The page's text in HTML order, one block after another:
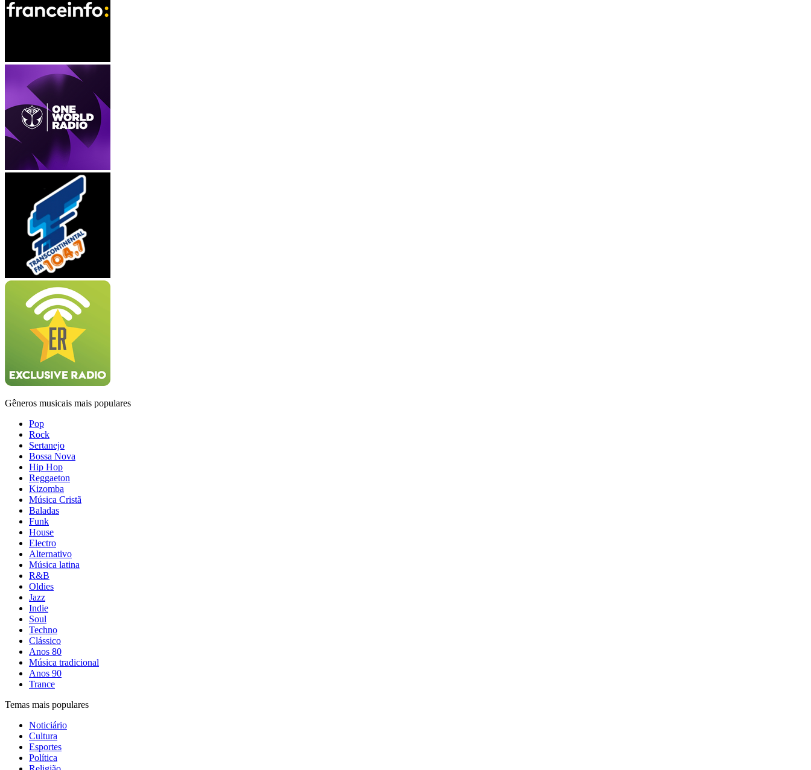
Gêneros musicais mais populares
Pop
Rock
Sertanejo
Bossa Nova
Hip Hop
Reggaeton
Kizomba
Música Cristã
Baladas
Funk
House
Electro
Alternativo
Música latina
R&B
Oldies
Jazz
Indie
Soul
Techno
Clássico
Anos 80
Música tradicional
Anos 90
Trance
Temas mais populares
Noticiário
Cultura
Esportes
Política